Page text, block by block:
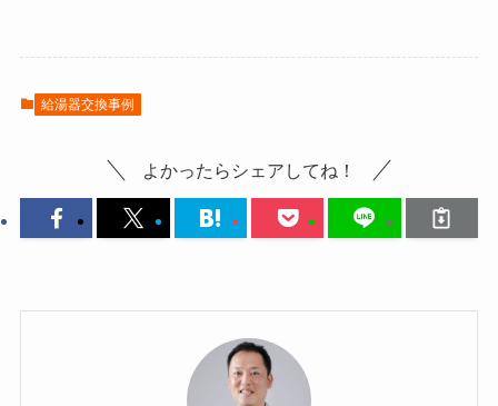
給湯器交換事例
よかったらシェアしてね！